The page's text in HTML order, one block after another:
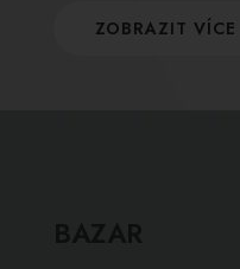
ZOBRAZIT VÍCE